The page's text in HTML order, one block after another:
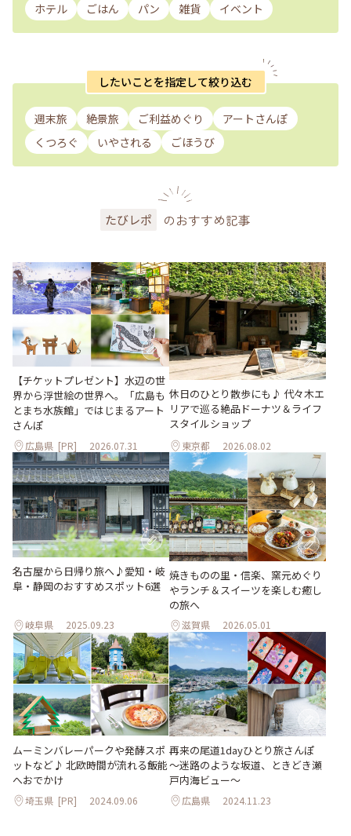
ホテル
ごはん パン 雑貨 イベント
したいことを指定して絞り込む
週末旅 絶景旅 ご利益めぐり
アートさんぽ
くつろぐ
いやされる ごほうび
たびレポ のおすすめ記事
【チケットプレゼント】水辺の世
界から浮世絵の世界へ。「広島も
とまち水族館」ではじまるアート
さんぽ
広島県 [PR] 2026.07.31
休日のひとり散歩にも♪ 代々木エ
リアで巡る絶品ドーナツ＆ライフ
スタイルショップ
東京都 2026.08.02
名古屋から日帰り旅へ♪愛知・岐
阜・静岡のおすすめスポット6選
岐阜県 2025.09.23
焼きものの里・信楽、窯元めぐり
やランチ＆スイーツを楽しむ癒し
の旅へ
滋賀県 2026.05.01
ムーミンバレーパークや発酵スポ
ットなど♪ 北欧時間が流れる飯能
へおでかけ
埼玉県 [PR] 2024.09.06
再来の尾道1dayひとり旅さんぽ
～迷路のような坂道、ときどき瀬
戸内海ビュー～
広島県 2024.11.23